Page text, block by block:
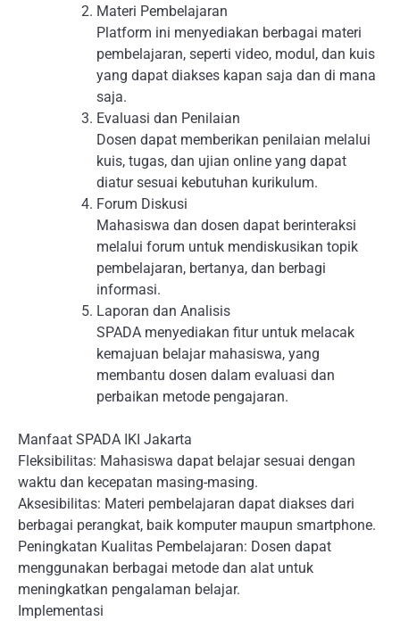
Materi Pembelajaran
Platform ini menyediakan berbagai materi
pembelajaran, seperti video, modul, dan kuis
yang dapat diakses kapan saja dan di mana
saja.
Evaluasi dan Penilaian
Dosen dapat memberikan penilaian melalui
kuis, tugas, dan ujian online yang dapat
diatur sesuai kebutuhan kurikulum.
Forum Diskusi
Mahasiswa dan dosen dapat berinteraksi
melalui forum untuk mendiskusikan topik
pembelajaran, bertanya, dan berbagi
informasi.
Laporan dan Analisis
SPADA menyediakan fitur untuk melacak
kemajuan belajar mahasiswa, yang
membantu dosen dalam evaluasi dan
perbaikan metode pengajaran.
Manfaat SPADA IKI Jakarta
Fleksibilitas: Mahasiswa dapat belajar sesuai dengan
waktu dan kecepatan masing-masing.
Aksesibilitas: Materi pembelajaran dapat diakses dari
berbagai perangkat, baik komputer maupun smartphone.
Peningkatan Kualitas Pembelajaran: Dosen dapat
menggunakan berbagai metode dan alat untuk
meningkatkan pengalaman belajar.
Implementasi